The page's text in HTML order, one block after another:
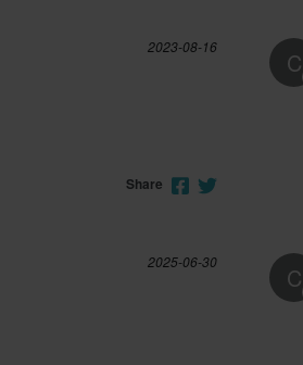
2023-08-16
Share
C
2025-06-30
C